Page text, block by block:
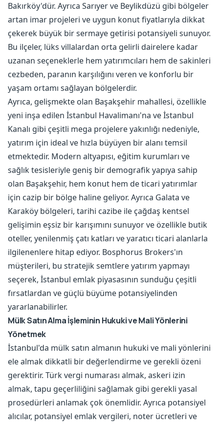
Bakırköy'dür. Ayrıca Sarıyer ve Beylikdüzü gibi bölgeler
artan imar projeleri ve uygun konut fiyatlarıyla dikkat
çekerek büyük bir sermaye getirisi potansiyeli sunuyor.
Bu ilçeler, lüks villalardan orta gelirli dairelere kadar
uzanan seçeneklerle hem yatırımcıları hem de sakinleri
cezbeden, paranın karşılığını veren ve konforlu bir
yaşam ortamı sağlayan bölgelerdir.
Ayrıca, gelişmekte olan Başakşehir mahallesi, özellikle
yeni inşa edilen İstanbul Havalimanı'na ve İstanbul
Kanalı gibi çeşitli mega projelere yakınlığı nedeniyle,
yatırım için ideal ve hızla büyüyen bir alanı temsil
etmektedir. Modern altyapısı, eğitim kurumları ve
sağlık tesisleriyle geniş bir demografik yapıya sahip
olan Başakşehir, hem konut hem de ticari yatırımlar
için cazip bir bölge haline geliyor. Ayrıca Galata ve
Karaköy bölgeleri, tarihi cazibe ile çağdaş kentsel
gelişimin eşsiz bir karışımını sunuyor ve özellikle butik
oteller, yenilenmiş çatı katları ve yaratıcı ticari alanlarla
ilgilenenlere hitap ediyor. Bosphorus Brokers'ın
müşterileri, bu stratejik semtlere yatırım yapmayı
seçerek, İstanbul emlak piyasasının sunduğu çeşitli
fırsatlardan ve güçlü büyüme potansiyelinden
yararlanabilirler.
Mülk Satın Alma İşleminin Hukuki ve Mali Yönlerini
Yönetmek
İstanbul'da mülk satın almanın hukuki ve mali yönlerini
ele almak dikkatli bir değerlendirme ve gerekli özeni
gerektirir. Türk vergi numarası almak, askeri izin
almak, tapu geçerliliğini sağlamak gibi gerekli yasal
prosedürleri anlamak çok önemlidir. Ayrıca potansiyel
alıcılar, potansiyel emlak vergileri, noter ücretleri ve